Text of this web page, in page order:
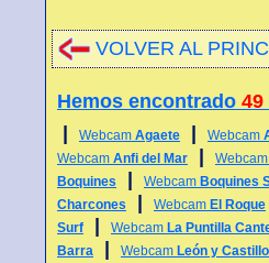
VOLVER AL
Hemos encontrado 49
Webcam Agaete Webcam
Webcam Anfi del Mar Webcam
Boquines
Webcam Boquines
Charcones
Webcam El Roque
Surf
Webcam La Puntilla
Barra
Webcam León y